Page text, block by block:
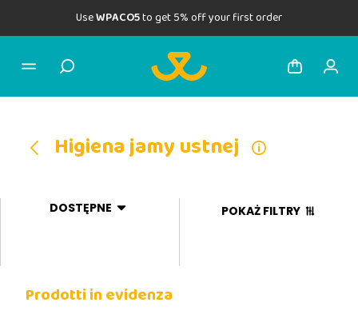
UseWPACO5to get 5% off your first order
Higiena jamy ustnej
DOSTĘPNE POKAŻ FILTRY
Prodotti in evidenza